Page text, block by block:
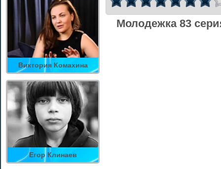
Виктория Комахина
Егор Клинаев
Молодежка 83